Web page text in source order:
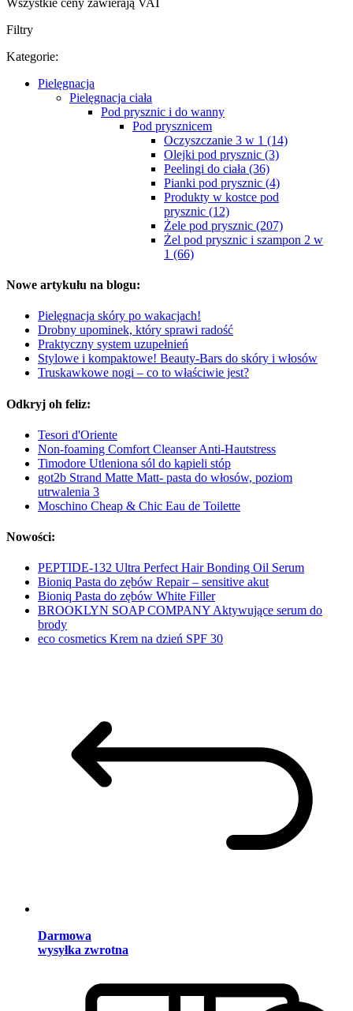
Filtry
Kategorie:
Pielęgnacja
Pielęgnacja ciała
Pod prysznic i do wanny
Pod prysznicem
Oczyszczanie 3 w 1 (14)
Olejki pod prysznic (3)
Peelingi do ciała (36)
Pianki pod prysznic (4)
Produkty w kostce pod
prysznic (12)
Żele pod prysznic (207)
Żel pod prysznic i szampon 2 w
1 (66)
Nowe artykułu na blogu:
Pielęgnacja skóry po wakacjach!
Drobny upominek, który sprawi radość
Praktyczny system uzupełnień
Stylowe i kompaktowe! Beauty-Bars do skóry i włosów
Truskawkowe nogi – co to właściwie jest?
Odkryj oh feliz:
Tesori d'Oriente
Non-foaming Comfort Cleanser Anti-Hautstress
Timodore Utleniona sól do kąpieli stóp
got2b Strand Matte Matt- pasta do włosów, poziom
utrwalenia 3
Moschino Cheap & Chic Eau de Toilette
Nowości:
PEPTIDE-132 Ultra Perfect Hair Bonding Oil Serum
Bioniq Pasta do zębów Repair – sensitive akut
Bioniq Pasta do zębów White Filler
BROOKLYN SOAP COMPANY Aktywujące serum do
brody
eco cosmetics Krem na dzień SPF 30
Darmowa
wysyłka zwrotna